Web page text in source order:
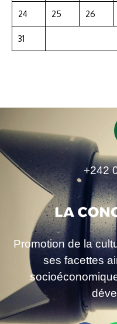
24 25 26
31
+242
Promotion de la
ses facettes